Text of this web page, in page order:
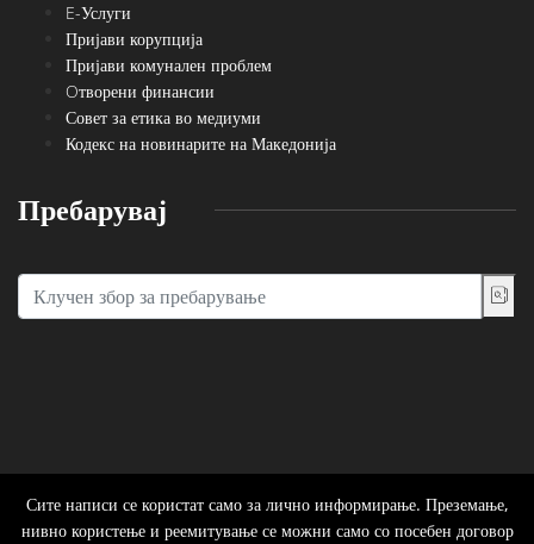
E-Услуги
Пријави корупција
Пријави комунален проблем
Oтворени финансии
Совет за етика во медиуми
Кодекс на новинарите на Македонија
Пребарувај
Сите написи се користат само за лично информирање. Преземање,
нивно користење и реемитување се можни само со посебен договор